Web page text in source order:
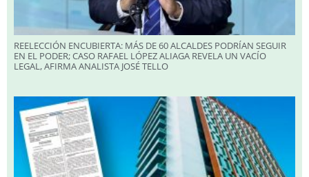
REELECCIÓN ENCUBIERTA: MÁS DE 60 ALCALDES PODRÍAN SEGUIR
EN EL PODER; CASO RAFAEL LÓPEZ ALIAGA REVELA UN VACÍO
LEGAL, AFIRMA ANALISTA JOSÉ TELLO